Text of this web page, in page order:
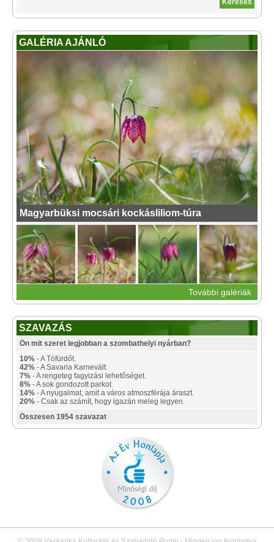
GALÉRIA AJÁNLÓ
Magyarbüksi mocsári kockásliliom-túra
További galériák
SZAVAZÁS
Ön mit szeret legjobban a szombathelyi nyárban?
10% - A Tófürdőt.
42% - A Savaria Karnevált.
7% - A rengeteg fagyizási lehetőséget.
8% - A sok gondozott parkot.
14% - A nyugalmat, amit a város atmoszférája áraszt.
20% - Csak az számít, hogy igazán meleg legyen.
Összesen 1954 szavazat